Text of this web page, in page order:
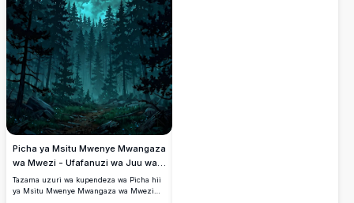
Picha ya Msitu Mwenye Mwangaza
wa Mwezi - Ufafanuzi wa Juu wa
4K
Tazama uzuri wa kupendeza wa Picha hii
ya Msitu Mwenye Mwangaza wa Mwezi